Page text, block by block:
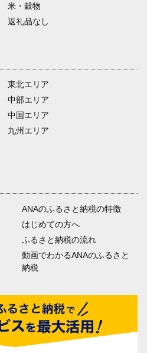
米・穀物
返礼品なし
東北エリア
中部エリア
中国エリア
九州エリア
ANAのふるさと納税の特徴
はじめての方へ
ふるさと納税の流れ
動画でわかるANAのふるさと
納税